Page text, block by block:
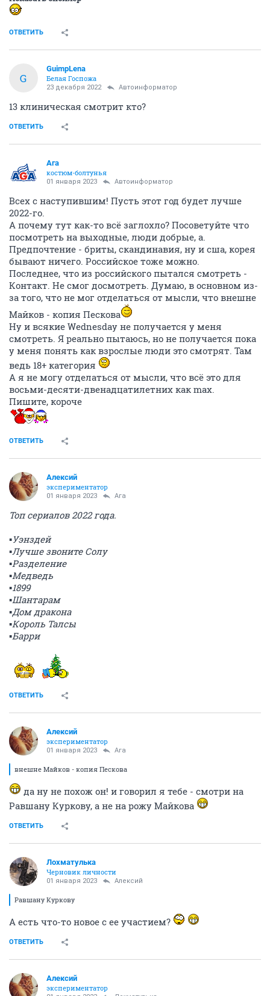
ОТВЕТИТЬ
G
GuimpLena
Белая Госпожа
23 декабря 2022 Автоинформатор
13 клиническая смотрит кто?
ОТВЕТИТЬ
Ага
костюм-болтунья
01 января 2023 Автоинформатор
Всех с наступившим! Пусть этот год будет лучше
2022-го.
А почему тут как-то всё заглохло? Посоветуйте что
посмотреть на выходные, люди добрые, а.
Предпочтение - бриты, скандинавия, ну и сша, корея
бывают ничего. Российское тоже можно.
Последнее, что из российского пытался смотреть -
Контакт. Не смог досмотреть. Думаю, в основном из-
за того, что не мог отделаться от мысли, что внешне
Майков - копия Пескова
Ну и всякие Wednesday не получается у меня
смотреть. Я реально пытаюсь, но не получается пока
у меня понять как взрослые люди это смотрят. Там
ведь 18+ категория
А я не могу отделаться от мысли, что всё это для
восьми-десяти-двенадцатилетних как max.
Пишите, короче
ОТВЕТИТЬ
Алексий
экспериментатор
01 января 2023 Ага
Топ сериалов 2022 года.
▪️Уэнздей
▪️Лучше звоните Солу
▪️Разделение
▪️Медведь
▪️1899
▪️Шантарам
▪️Дом дракона
▪️Король Талсы
▪️Барри
ОТВЕТИТЬ
Алексий
экспериментатор
01 января 2023 Ага
внешне Майков - копия Пескова
да ну не похож он! и говорил я тебе - смотри на
Равшану Куркову, а не на рожу Майкова
ОТВЕТИТЬ
Лохматулька
Черновик личности
01 января 2023 Алексий
Равшану Куркову
А есть что-то новое с ее участием?
ОТВЕТИТЬ
Алексий
экспериментатор